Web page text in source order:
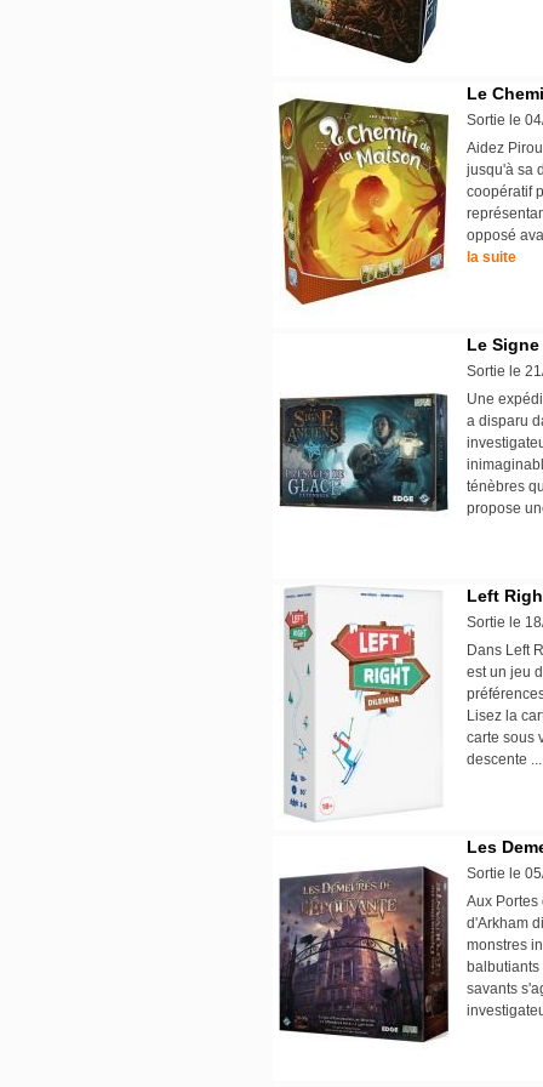
Le
Sortie le
Aidez
jusqu'à sa
coopératif
opposé
la suite
Le
Sortie le
Une
a disparu
ténèbres
propose
Left
Sortie le
Dans Left
est un jeu
Lisez la
carte sous
descente
Les
Sortie le
Aux Portes
d'Arkham
monstres
savants